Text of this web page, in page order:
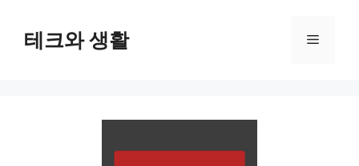
테크와 생활 메